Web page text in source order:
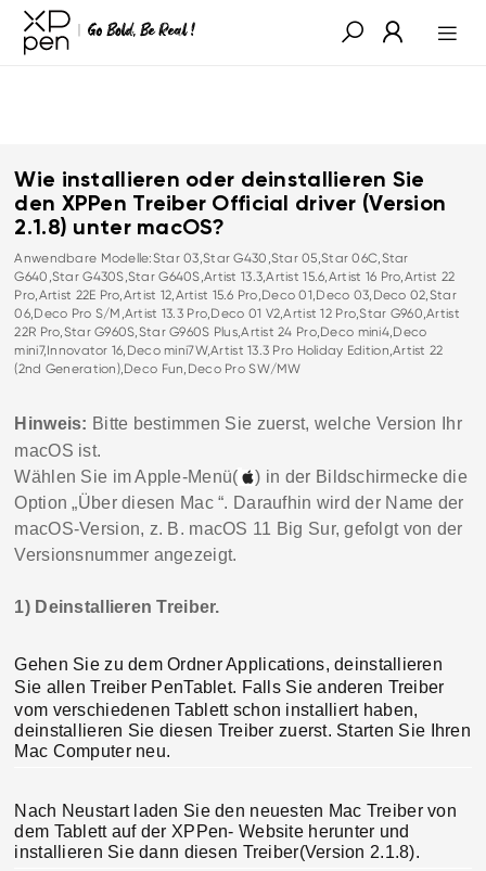
Wie installieren oder deinstallieren Sie
den XPPen Treiber Official driver (Version
2.1.8) unter macOS?
Anwendbare Modelle:Star 03,Star G430,Star 05,Star 06C,Star
G640,Star G430S,Star G640S,Artist 13.3,Artist 15.6,Artist 16 Pro,Artist 22
Pro,Artist 22E Pro,Artist 12,Artist 15.6 Pro,Deco 01,Deco 03,Deco 02,Star
06,Deco Pro S/M,Artist 13.3 Pro,Deco 01 V2,Artist 12 Pro,Star G960,Artist
22R Pro,Star G960S,Star G960S Plus,Artist 24 Pro,Deco mini4,Deco
mini7,Innovator 16,Deco mini7W,Artist 13.3 Pro Holiday Edition,Artist 22
(2nd Generation),Deco Fun,Deco Pro SW/MW
Hinweis: Bitte bestimmen Sie zuerst, welche Version Ihr
macOS ist.
Wählen Sie im Apple-Menü(
) in der Bildschirmecke die
Option„Über diesen Mac“. Daraufhin wird der Name der
macOS-Version, z. B. macOS 11 Big Sur, gefolgt von der
Versionsnummer angezeigt.
1) Deinstallieren Treiber.
Gehen Sie zu dem OrdnerApplications, deinstallieren
Sie allen Treiber PenTablet. Falls Sie anderen Treiber
vom verschiedenen Tablett schon installiert haben,
deinstallieren Sie diesen Treiber zuerst. Starten Sie Ihren
Mac Computer neu.
Nach Neustart laden Sie den neuesten Mac Treiber von
dem Tablett auf der XPPen- Website herunter und
installieren Siedann diesen Treiber(Version 2.1.8).